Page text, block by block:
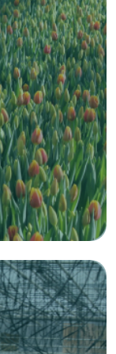
р-н, ул.
ул.